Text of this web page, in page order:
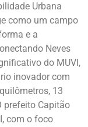
Urbana
como um campo
e a
Neves
do MUVI,
inovador com
13
prefeito Capitão
com o foco